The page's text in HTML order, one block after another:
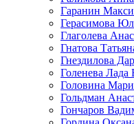
Гаранин
Герасимова
Глаголева
Гнатова
Гнездилова
Голенева Лада
Головина
Гольдман
Гончаров